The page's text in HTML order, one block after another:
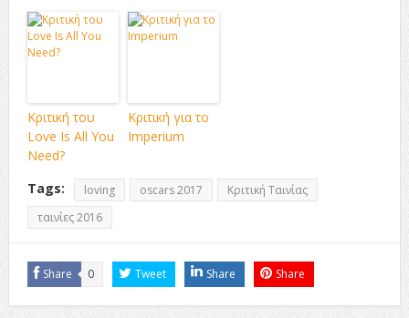
Κριτική του
Love Is All You
Need?
Κριτική για το
Imperium
Tags: loving oscars 2017
Κριτική Ταινίας
ταινίες 2016
Share 0 Tweet Share Share